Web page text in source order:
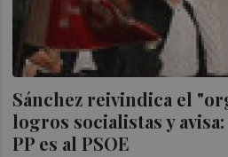
Sánchez reivindica el
logros socialistas y
PP es al PSOE